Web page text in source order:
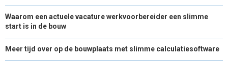
Waarom een actuele vacature werkvoorbereider een slimme
start is in de bouw
Meer tijd over op de bouwplaats met slimme calculatiesoftware